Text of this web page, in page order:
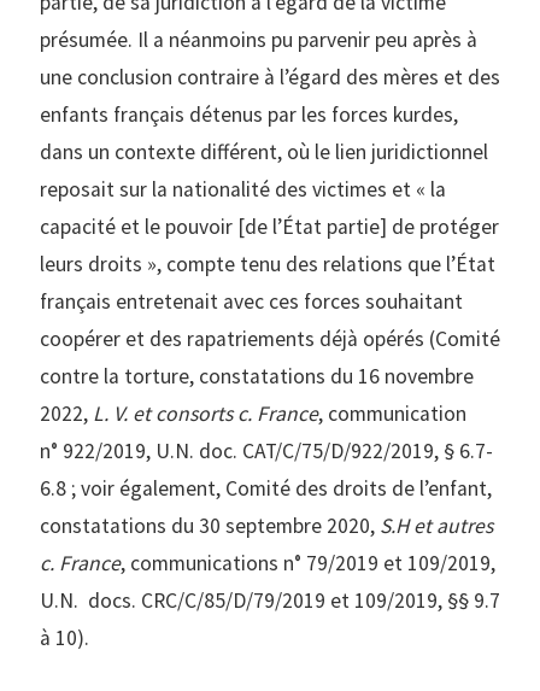
présumée. Il a néanmoins pu parvenir peu après à
une conclusion contraire à l’égard des mères et des
enfants français détenus par les forces kurdes,
dans un contexte différent, où le lien juridictionnel
reposait sur la nationalité des victimes et « la
capacité et le pouvoir [de l’État partie] de protéger
leurs droits », compte tenu des relations que l’État
français entretenait avec ces forces souhaitant
coopérer et des rapatriements déjà opérés (Comité
contre la torture, constatations du 16 novembre
2022, L. V. et consorts c. France, communication
n° 922/2019, U.N. doc. CAT/C/75/D/922/2019, § 6.7-
6.8 ; voir également, Comité des droits de l’enfant,
constatations du 30 septembre 2020, S.H et autres
c. France, communications n° 79/2019 et 109/2019,
U.N. docs. CRC/C/85/D/79/2019 et 109/2019, §§ 9.7
à 10).